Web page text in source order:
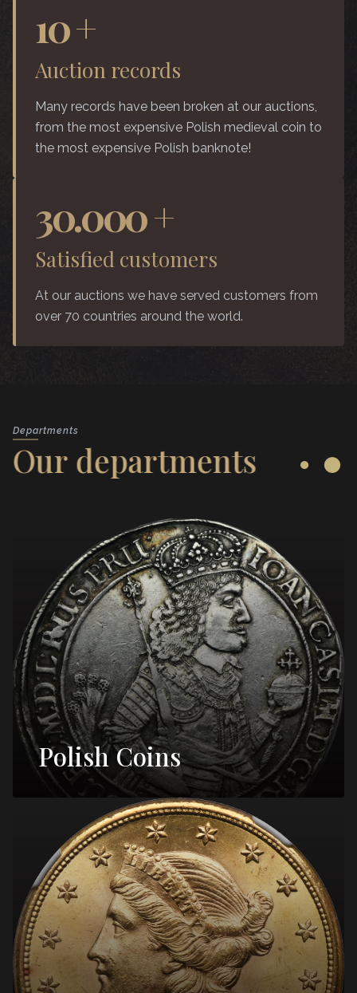
10+
Auction records
Many records have been broken at our auctions,
from the most expensive Polish medieval coin to
the most expensive Polish banknote!
30.000+
Satisfied customers
At our auctions we have served customers from
over 70 countries around the world.
Departments
Our departments
Polish Coins